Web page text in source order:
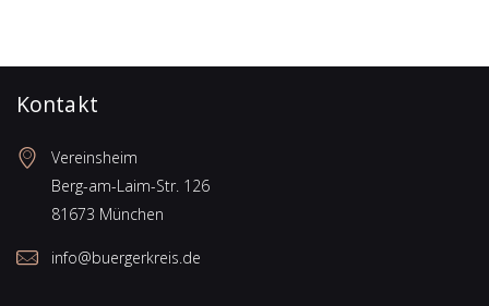
Kontakt
Vereinsheim
Berg-am-Laim-Str. 126
81673 München
info@buergerkreis.de